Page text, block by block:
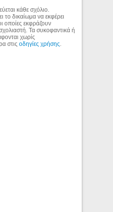
κάθε σχόλιο.
το δικαίωμα να εκφέρει
οποίες εκφράζουν
Τα συκοφαντικά ή
χωρίς
στιςοδηγίες χρήσης